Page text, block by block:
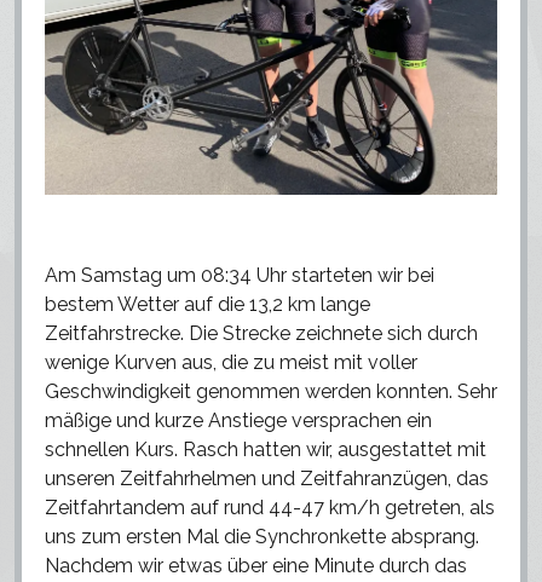
Am Samstag um 08:34 Uhr starteten wir bei
bestem Wetter auf die 13,2 km lange
Zeitfahrstrecke. Die Strecke zeichnete sich durch
wenige Kurven aus, die zu meist mit voller
Geschwindigkeit genommen werden konnten. Sehr
mäßige und kurze Anstiege versprachen ein
schnellen Kurs. Rasch hatten wir, ausgestattet mit
unseren Zeitfahrhelmen und Zeitfahranzügen, das
Zeitfahrtandem auf rund 44-47 km/h getreten, als
uns zum ersten Mal die Synchronkette absprang.
Nachdem wir etwas über eine Minute durch das